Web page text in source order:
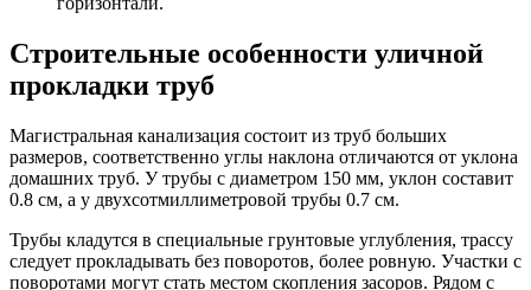
Строительные особенности уличной
прокладки труб
Магистральная канализация состоит из труб больших
размеров, соответственно углы наклона отличаются от уклона
домашних труб. У трубы с диаметром 150 мм, уклон составит
0.8 см, а у двухсотмиллиметровой трубы 0.7 см.
Трубы кладутся в специальные грунтовые углубления, трассу
следует прокладывать без поворотов, более ровную. Участки с
поворотами могут стать местом скопления засоров. Рядом с